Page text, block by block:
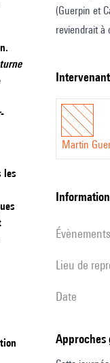
les
rôle
de
dans
de
thème :
étude
des
reels
«
(Guerpin et
reviendrait à
Aborder ce
expérimental
Martin
évènements
Lieu de
date